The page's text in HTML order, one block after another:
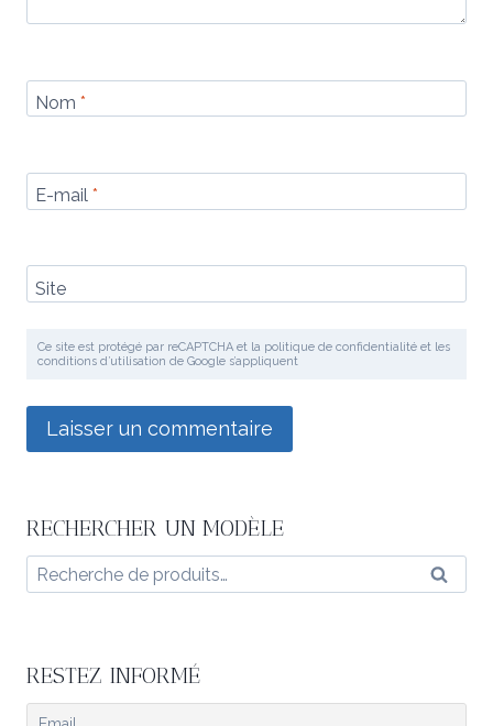
Nom *
E-mail *
Site
Ce site est protégé par reCAPTCHA et la politique de confidentialité et les
conditions d’utilisation de Google s’appliquent
RECHERCHER UN MODÈLE
Recherche
pour :
RESTEZ INFORMÉ